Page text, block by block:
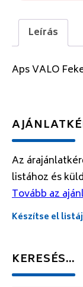
Leírás
Aps VALO
Az
listához és
Tovább az
Készítse el
KERESÉS…